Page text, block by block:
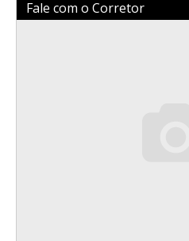
Fale com o Corretor